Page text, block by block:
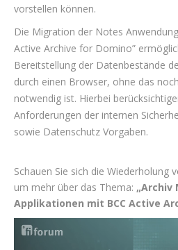
vorstellen können.
Die Migration der Notes
Active Archive for Domino”
Bereitstellung der Datenbestände
durch einen Browser, ohne das
notwendig ist. Hierbei
Anforderungen der internen
sowie Datenschutz Vorgaben.
Schauen Sie sich die Wiederholung
um mehr über das Thema: „Archiv
Applikationen mit BCC Active